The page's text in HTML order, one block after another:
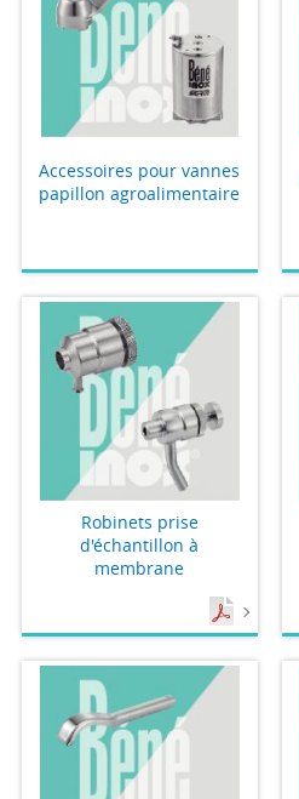
Accessoires pour vannes
papillon agroalimentaire
Robinets prise
d'échantillon à
membrane